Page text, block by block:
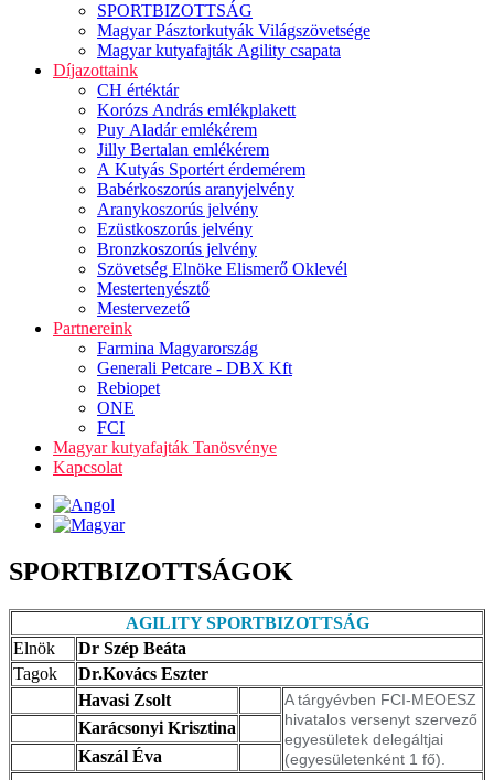
SPORTBIZOTTSÁG
Magyar Pásztorkutyák Világszövetsége
Magyar kutyafajták Agility csapata
Díjazottaink
CH értéktár
Korózs András emlékplakett
Puy Aladár emlékérem
Jilly Bertalan emlékérem
A Kutyás Sportért érdemérem
Babérkoszorús aranyjelvény
Aranykoszorús jelvény
Ezüstkoszorús jelvény
Bronzkoszorús jelvény
Szövetség Elnöke Elismerő Oklevél
Mestertenyésztő
Mestervezető
Partnereink
Farmina Magyarország
Generali Petcare - DBX Kft
Rebiopet
ONE
FCI
Magyar kutyafajták Tanösvénye
Kapcsolat
SPORTBIZOTTSÁGOK
AGILITY SPORTBIZOTTSÁG
Elnök
Dr Szép Beáta
Tagok
Dr.Kovács Eszter
Havasi Zsolt
A tárgyévben FCI-MEOESZ
hivatalos versenyt szervező
egyesületek delegáltjai
(egyesületenként 1 fő).
Karácsonyi Krisztina
Kaszál Éva